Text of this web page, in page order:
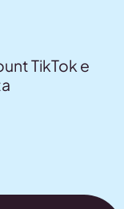
TikTok e